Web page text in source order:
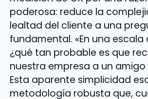
poderosa: reduce la
lealtad del cliente a una
fundamental. «En una escala
¿qué tan probable es que
nuestra empresa a un amigo
Esta aparente simplicidad
metodología robusta que,